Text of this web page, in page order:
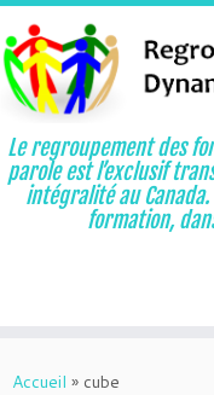
au
Le regroupement des
parole est l’exclusif
intégralité au
formation,
Accueil » cube